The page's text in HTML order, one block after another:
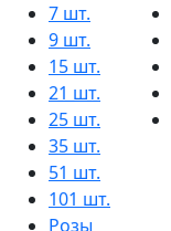
7 шт.
9 шт.
15 шт.
21 шт.
25 шт.
35 шт.
51 шт.
101 шт.
Розы